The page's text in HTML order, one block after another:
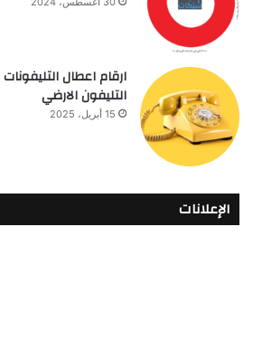
التليفون الارضي
15 أبريل، 2025
الإعلانات